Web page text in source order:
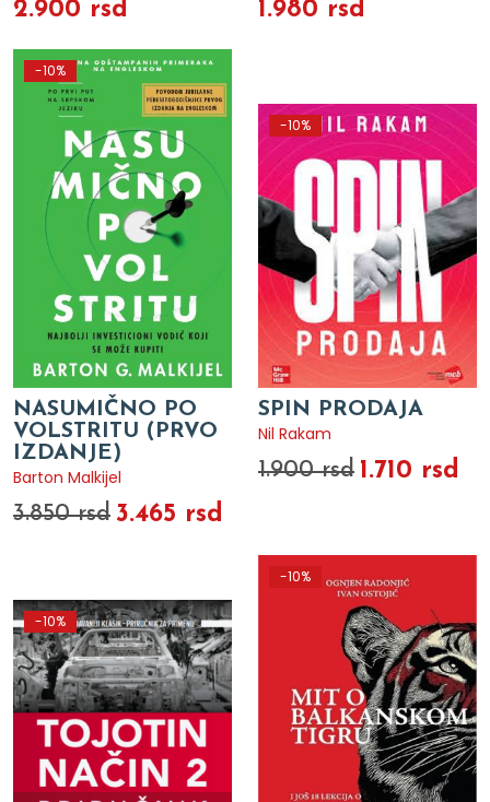
2.900 rsd 1.980 rsd
-10%
NASUMIČNO PO
VOLSTRITU (PRVO
IZDANJE)
Barton Malkijel
3.850 rsd 3.465 rsd
-10%
SPIN PRODAJA
Nil Rakam
1.900 rsd 1.710 rsd
-10%
-10%